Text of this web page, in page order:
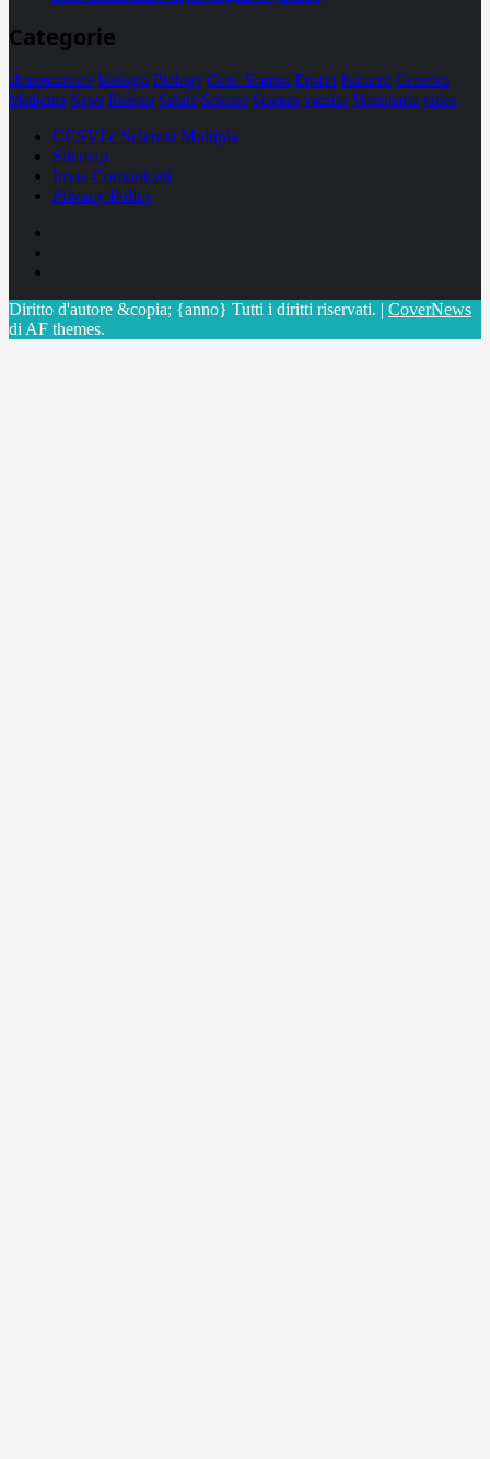
Categorie
alimentazione biologia Biology Com. Stampa Epatiti featured Genetica
Medicina News Ricerca Salute Science Scienza vaccini Veterinaria video
CCSVI e Sclerosi Multipla
Sitemap
Invia Comunicati
Privacy Policy
Diritto d'autore &copia; {anno} Tutti i diritti riservati. | CoverNews
di AF themes.